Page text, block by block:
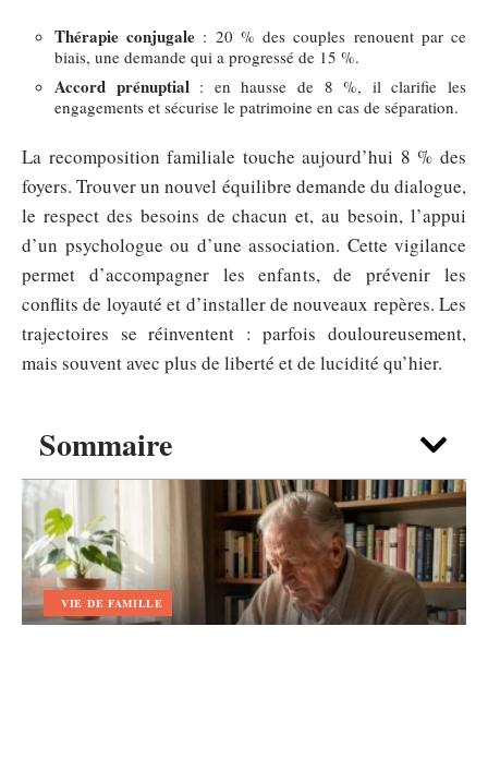
Sommaire
VIE DE FAMILLE
Thérapie conjugale : 20 % des couples renouent par ce
biais, une demande qui a progressé de 15 %.
Accord prénuptial : en hausse de 8 %, il clarifie les
engagements et sécurise le patrimoine en cas de séparation.
La recomposition familiale touche aujourd’hui 8 % des
foyers. Trouver un nouvel équilibre demande du dialogue,
le respect des besoins de chacun et, au besoin, l’appui
d’un psychologue ou d’une association. Cette vigilance
permet d’accompagner les enfants, de prévenir les
conflits de loyauté et d’installer de nouveaux repères. Les
trajectoires se réinventent : parfois douloureusement,
mais souvent avec plus de liberté et de lucidité qu’hier.